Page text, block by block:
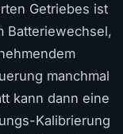
Getriebes ist
Batteriewechsel,
manchmal
kann dann eine
Kalibrierung